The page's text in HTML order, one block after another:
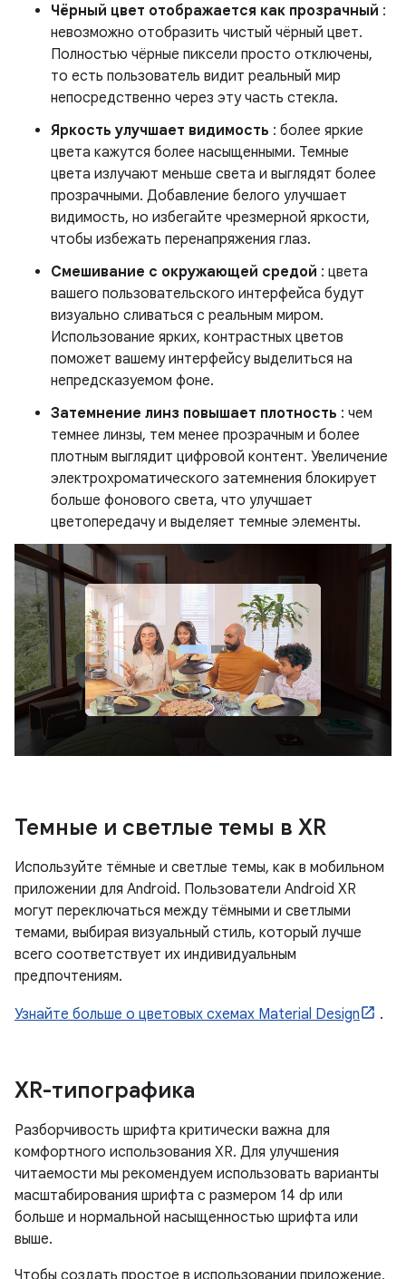
Чёрный цвет отображается как прозрачный :
невозможно отобразить чистый чёрный цвет.
Полностью чёрные пиксели просто отключены,
то есть пользователь видит реальный мир
непосредственно через эту часть стекла.
Яркость улучшает видимость : более яркие
цвета кажутся более насыщенными. Темные
цвета излучают меньше света и выглядят более
прозрачными. Добавление белого улучшает
видимость, но избегайте чрезмерной яркости,
чтобы избежать перенапряжения глаз.
Смешивание с окружающей средой : цвета
вашего пользовательского интерфейса будут
визуально сливаться с реальным миром.
Использование ярких, контрастных цветов
поможет вашему интерфейсу выделиться на
непредсказуемом фоне.
Затемнение линз повышает плотность : чем
темнее линзы, тем менее прозрачным и более
плотным выглядит цифровой контент. Увеличение
электрохроматического затемнения блокирует
больше фонового света, что улучшает
цветопередачу и выделяет темные элементы.
Темные и светлые темы в XR
Используйте тёмные и светлые темы, как в мобильном
приложении для Android. Пользователи Android XR
могут переключаться между тёмными и светлыми
темами, выбирая визуальный стиль, который лучше
всего соответствует их индивидуальным
предпочтениям.
Узнайте больше о цветовых схемах Material Design .
XR-типографика
Разборчивость шрифта критически важна для
комфортного использования XR. Для улучшения
читаемости мы рекомендуем использовать варианты
масштабирования шрифта с размером 14 dp или
больше и нормальной насыщенностью шрифта или
выше.